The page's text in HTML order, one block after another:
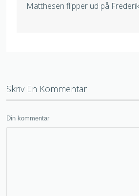
Matthesen flipper ud på
Skriv En Kommentar
Din kommentar